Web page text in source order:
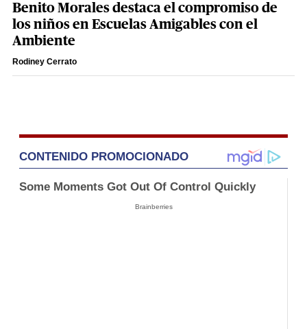
Benito Morales destaca el compromiso de
los niños en Escuelas Amigables con el
Ambiente
Rodiney Cerrato
CONTENIDO PROMOCIONADO
Some Moments Got Out Of Control Quickly
Brainberries